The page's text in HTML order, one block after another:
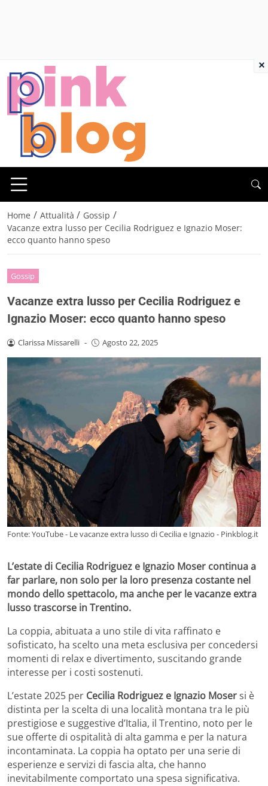
Home / Attualità / Gossip /
Vacanze extra lusso per Cecilia Rodriguez e Ignazio Moser:
ecco quanto hanno speso
Gossip
Vacanze extra lusso per Cecilia Rodriguez e
Ignazio Moser: ecco quanto hanno speso
Clarissa Missarelli - Agosto 22, 2025
Fonte: YouTube - Le vacanze extra lusso di Cecilia e Ignazio - Pinkblog.it
L’estate di Cecilia Rodriguez e Ignazio Moser continua a
far parlare, non solo per la loro presenza costante nel
mondo dello spettacolo, ma anche per le vacanze extra
lusso trascorse in Trentino.
La coppia, abituata a uno stile di vita raffinato e
sofisticato, ha scelto una meta esclusiva per concedersi
momenti di relax e divertimento, suscitando grande
interesse per i costi sostenuti.
L’estate 2025 per Cecilia Rodriguez e Ignazio Mosersi è
distinta per la scelta di una località montana tra le più
prestigiose e suggestive d’Italia, il Trentino, noto per le
sue offerte di ospitalità di alta gamma e per la natura
incontaminata. La coppia ha optato per una serie di
esperienze e servizi di fascia alta, che hanno
inevitabilmente comportato una spesa significativa.
×